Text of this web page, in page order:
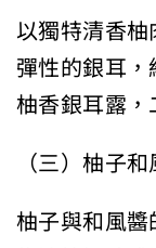
以獨特清香
彈性的銀耳
柚香銀耳露
（三）柚子
柚子與和風